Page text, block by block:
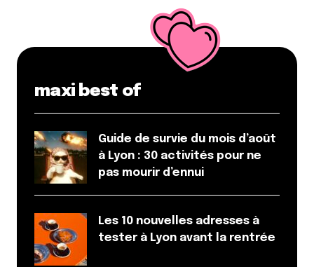
maxi best of
Guide de survie du mois d’août
à Lyon : 30 activités pour ne
pas mourir d’ennui
Les 10 nouvelles adresses à
tester à Lyon avant la rentrée